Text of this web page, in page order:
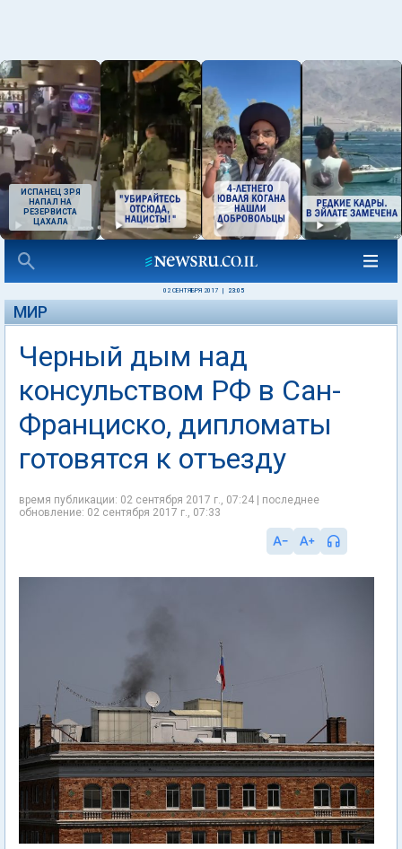
ИСПАНЕЦ ЗРЯ
НАПАЛ НА
РЕЗЕРВИСТА
ЦАХАЛА
02 СЕНТЯБРЯ 2017 23:05
МИР
Черный дым над
консульством РФ в Сан-
Франциско, дипломаты
готовятся к отъезду
время публикации: 02 сентября 2017 г., 07:24 | последнее
обновление: 02 сентября 2017 г., 07:33